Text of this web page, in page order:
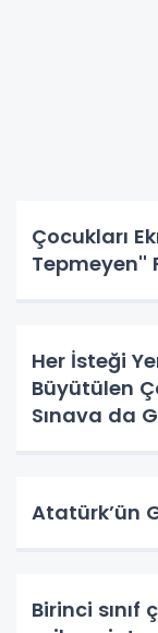
Çocukları
Tepmeyen''
Her İsteği
Büyütülen
Sınava da
Atatürk’ün
Birinci